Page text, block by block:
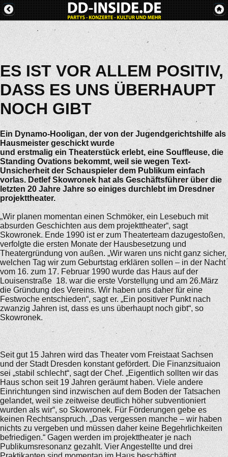
ES IST VOR ALLEM POSITIV,
DASS ES UNS ÜBERHAUPT
NOCH GIBT
Ein Dynamo-Hooligan, der von der Jugendgerichtshilfe als
Hausmeister geschickt wurde
und erstmalig ein Theaterstück erlebt, eine Souffleuse, die
Standing Ovations bekommt, weil sie wegen Text-
Unsicherheit der Schauspieler dem Publikum einfach
vorlas. Detlef Skowronek hat als Geschäftsführer über die
letzten 20 Jahre Jahre so einiges durchlebt im Dresdner
projekttheater.
„Wir planen momentan einen Schmöker, ein Lesebuch mit
absurden Geschichten aus dem projekttheater“, sagt
Skowronek. Ende 1990 ist er zum Theaterteam dazugestoßen,
verfolgte die ersten Monate der Hausbesetzung und
Theatergründung von außen. „Wir waren uns nicht ganz sicher,
welchen Tag wir zum Geburtstag erklären sollen – in der Nacht
vom 16. zum 17. Februar 1990 wurde das Haus auf der
Louisenstraße 18. war die erste Vorstellung und am 26.März
die Gründung des Vereins. Wir haben uns daher für eine
Festwoche entschieden“, sagt er. „Ein positiver Punkt nach
zwanzig Jahren ist, dass es uns überhaupt noch gibt“, so
Skowronek.
Seit gut 15 Jahren wird das Theater vom Freistaat Sachsen
und der Stadt Dresden konstant gefördert. Die Finanzsituaion
sei „stabil schlecht“, sagt der Chef. „Eigentlich sollten wir das
Haus schon seit 19 Jahren geräumt haben. Viele andere
Einrichtungen sind inzwischen auf dem Boden der Tatsachen
gelandet, weil sie zeitweise deutlich höher subventioniert
wurden als wir“, so Skowronek. Für Förderungen gebe es
keinen Rechtsanspruch. „Das vergessen manche – wir haben
nichts zu vergeben und müssen daher keine Begehrlichkeiten
befriedigen.“ Gagen werden im projekttheater je nach
Publikumsresonanz gezahlt. Vier Angestellte und drei